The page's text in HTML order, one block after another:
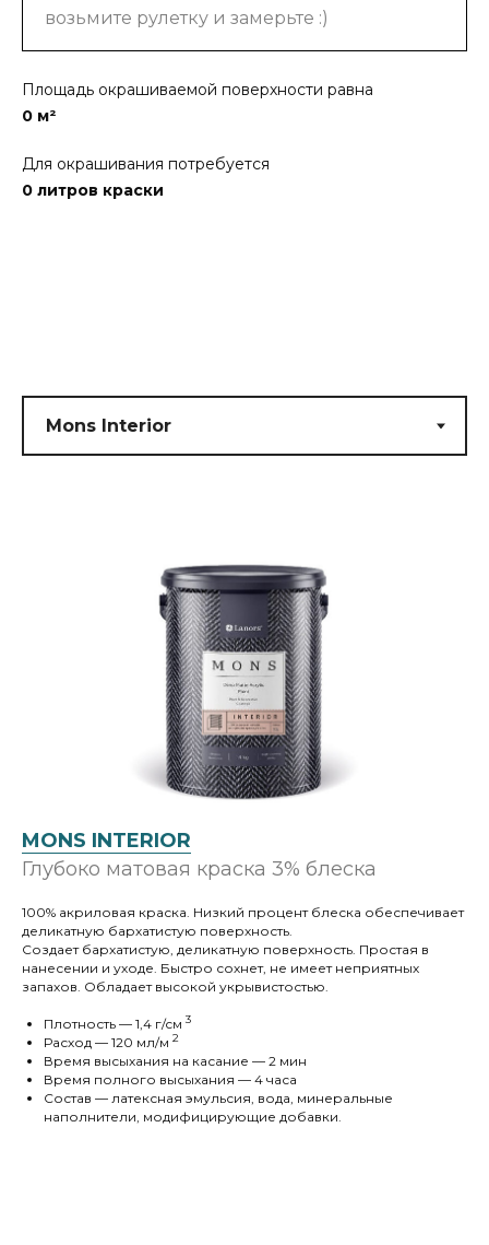
Площадь окрашиваемой поверхности равна
0 м²
Для окрашивания потребуется
0 литров краски
MONS INTERIOR
Глубоко матовая краска 3% блеска
100% акриловая краска. Низкий процент блеска обеспечивает
деликатную бархатистую поверхность.
Создает бархатистую, деликатную поверхность. Простая в
нанесении и уходе. Быстро сохнет, не имеет неприятных
запахов. Обладает высокой укрывистостью.
Плотность — 1,4 г/cм 3
Расход — 120 мл/м 2
Время высыхания на касание — 2 мин
Время полного высыхания — 4 часа
Состав — латексная эмульсия, вода, минеральные
наполнители, модифицирующие добавки.